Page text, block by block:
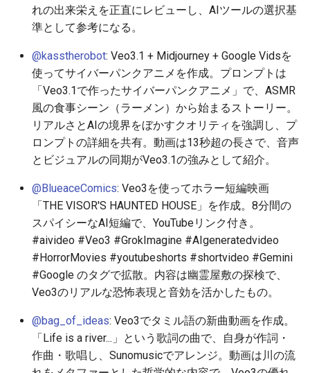
2026-06-01
2026-05-31
2026-05-30
2026-05-29
2026-05-28
2026-05-27
2026-05-26
2026-05-25
2026-05-24
2026-05-23
2025-11-16
2025-11-15
2025-11-14
2025-11-13
2025-11-12
2025-11-11
2025-11-10
2025-11-09
2025-11-08
2025-11-07
2026-06-01
2026-05-31
2026-05-30
2026-05-29
2026-05-28
2026-05-27
2026-05-26
2026-05-25
2026-05-24
2026-05-23
2025-11-16
2025-11-15
2025-11-14
2025-11-13
2025-11-12
2025-11-11
2025-11-10
2025-11-09
2025-11-08
2025-11-07
2026-05-29
2026-05-28
2026-05-27
2026-05-26
2026-05-25
2026-05-24
2026-05-23
2026-05-22
2026-05-21
2026-05-20
2025-11-16
2025-11-15
2025-11-14
2025-11-13
2025-11-12
2025-11-11
2025-11-10
2025-11-09
2025-11-08
2025-11-07
2026-05-29
2026-05-28
2026-05-27
2026-05-26
2026-05-25
2026-05-24
2026-05-23
2026-05-22
2026-05-21
2026-05-20
2026-05-19
2026-06-01
2026-05-31
2026-05-30
2026-05-29
2026-05-28
2026-05-27
2026-05-26
2026-05-25
2026-05-24
2026-05-23
れの出来栄えを正直にレビューし、AIツールの選択基
準として参考になる。
@kasstherobot: Veo3.1 + Midjourney + Google Vidsを
使ってサイバーパンクアニメを作成。プロンプトは
「Veo3.1で作ったサイバーパンクアニメ」で、ASMR
風の食事シーン（ラーメン）から始まるストーリー。
リアルさとAIの境界をぼかすクオリティを強調し、プ
ロンプトの詳細を共有。動画は13秒超の長さで、音声
とビジュアルの同期がVeo3.1の強みとして紹介。
@BlueaceComics: Veo3を使ってホラー短編映画
「THE VISOR'S HAUNTED HOUSE」を作成。8分間の
スパイシーなAI短編で、YouTubeリンク付き。
#aivideo #Veo3 #GrokImagine #AIgeneratedvideo
#HorrorMovies #youtubeshorts #shortvideo #Gemini
#Google のタグで拡散。内容は幽霊屋敷の探検で、
Veo3のリアルな恐怖表現と音効を活かしたもの。
@bag_of_ideas: Veo3でタミル語の新曲動画を作成。
「Life is a river...」という歌詞の曲で、自身が作詞・
作曲・歌唱し、Sunomusicでアレンジ。動画は川の流